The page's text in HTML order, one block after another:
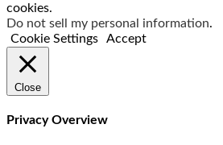
cookies.
Do not sell my personal information.
Cookie Settings
Accept
Close
Privacy Overview